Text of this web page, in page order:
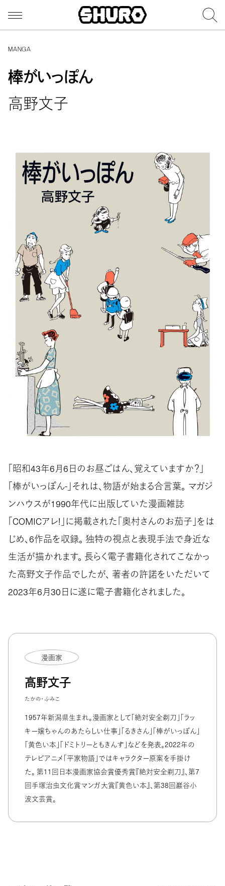
MANGA
棒がいっぽん
高野文子
「昭和43年6月6日のお昼ごはん、覚えていますか？」
「棒がいっぽん-」それは、物語が始まる合言葉。 マガジ
ンハウスが1990年代に出版していた漫画雑誌
「COMICアレ!」に掲載された「奥村さんのお茄子」をは
じめ、6作品を収録。 独特の視点と表現手法で身近な
生活が描かれます。 長らく電子書籍化されてこなかっ
た高野文子作品でしたが、 著者の許諾をいただいて
2023年6月30日に遂に電子書籍化されました。
漫画家
高野文子
たかの・ふみこ
1957年新潟県生まれ。漫画家として「絶対安全剃刀」「ラッ
キー嬢ちゃんのあたらしい仕事」「るきさん」「棒がいっぽん」
「黄色い本」「ドミトリーともきんす」などを発表。2022年の
テレビアニメ「平家物語」ではキャラクター原案を手掛け
た。 第11回日本漫画家協会賞優秀賞『絶対安全剃刀』、第7
回手塚治虫文化賞マンガ大賞『黄色い本』、第38回巖谷小
波文芸賞。